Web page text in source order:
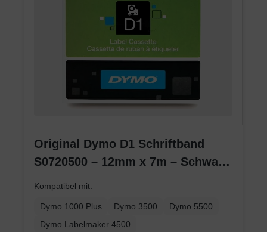
Original Dymo D1 Schriftband
S0720500 – 12mm x 7m – Schwarz
Kompatibel mit:
Dymo 1000 Plus Dymo 3500
Dymo 5500
Dymo Labelmaker 4500